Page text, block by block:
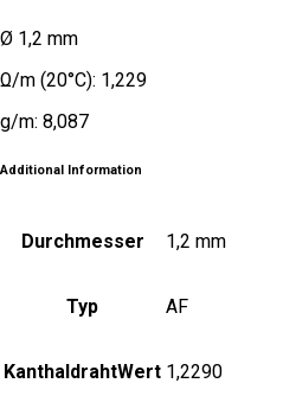
Ø 1,2 mm
Ω/m (20°C): 1,229
g/m: 8,087
Additional Information
Durchmesser 1,2 mm
Typ AF
KanthaldrahtWert 1,2290